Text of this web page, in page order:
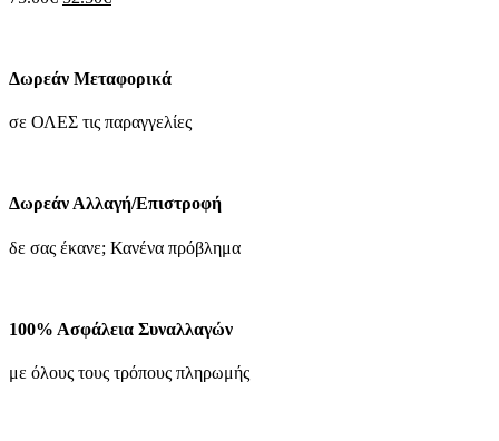
επιλογές
επιλεγούν
στη
του
52.50€.
Δωρεάν Μεταφορικά
σε ΟΛΕΣ τις παραγγελίες
Δωρεάν Αλλαγή/Επιστροφή
δε σας έκανε; Κανένα πρόβλημα
100% Ασφάλεια Συναλλαγών
με όλους τους τρόπους πληρωμής